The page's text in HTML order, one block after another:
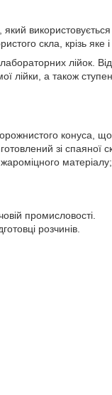
скла, крізь
лійок.
лійки, а також
конуса,
зі спаяної
матеріалу;
промисловості.
розчинів.